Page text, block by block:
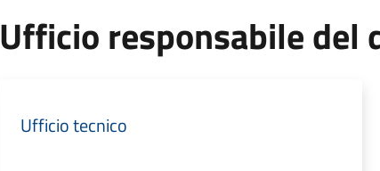
Ufficio responsabile del
Ufficio tecnico